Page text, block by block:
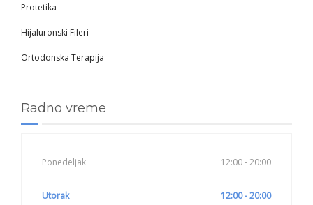
Protetika
Hijaluronski Fileri
Ortodonska Terapija
Radno vreme
Ponedeljak 12:00 - 20:00
Utorak 12:00 - 20:00